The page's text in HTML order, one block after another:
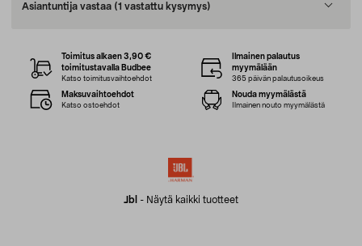
Asiantuntija vastaa (1 vastattu kysymys)
Jbl - Näytä kaikki tuotteet
Toimitus alkaen 3,90 €
toimitustavalla Budbee
Katso toimitusvaihtoehdot
Ilmainen palautus
myymälään
365 päivän palautusoikeus
Maksuvaihtoehdot
Katso ostoehdot
Nouda myymälästä
Ilmainen nouto myymälästä